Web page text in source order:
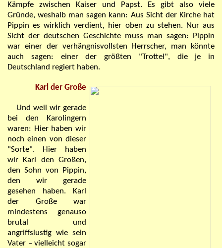
Kämpfe zwischen Kaiser und Papst. Es gibt also viele
Gründe, weshalb man sagen kann: Aus Sicht der Kirche hat
Pippin es wirklich verdient, hier oben zu stehen. Nur aus
Sicht der deutschen Geschichte muss man sagen: Pippin
war einer der verhängnisvollsten Herrscher, man könnte
auch sagen: einer der größten "Trottel ", die je in
Deutschland regiert haben.
Karl der Große
Und weil wir gerade
bei den Karolingern
waren: Hier haben wir
noch einen von dieser
"Sorte". Hier haben
wir Karl den Großen,
den Sohn von Pippin,
den wir gerade
gesehen haben. Karl
der Große war
mindestens genauso
brutal und
angriffslustig wie sein
Vater – vielleicht sogar